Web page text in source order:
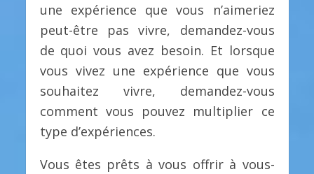
une expérience que vous n’aimeriez
peut-être pas vivre, demandez-vous
de quoi vous avez besoin. Et lorsque
vous vivez une expérience que vous
souhaitez vivre, demandez-vous
comment vous pouvez multiplier ce
type d’expériences.
Vous êtes prêts à vous offrir à vous-